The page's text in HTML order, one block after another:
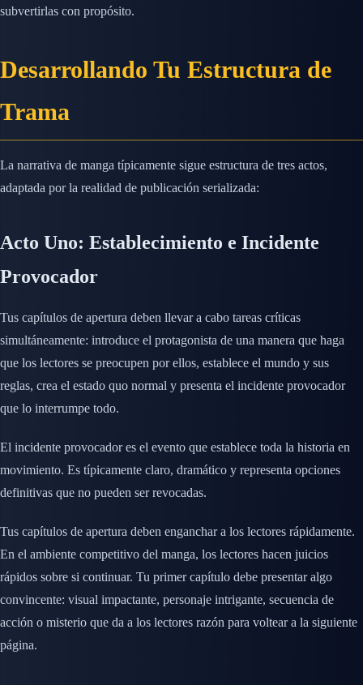
subvertirlas con propósito.
Desarrollando Tu Estructura de
Trama
La narrativa de manga típicamente sigue estructura de tres actos,
adaptada por la realidad de publicación serializada:
Acto Uno: Establecimiento e Incidente
Provocador
Tus capítulos de apertura deben llevar a cabo tareas críticas
simultáneamente: introduce el protagonista de una manera que haga
que los lectores se preocupen por ellos, establece el mundo y sus
reglas, crea el estado quo normal y presenta el incidente provocador
que lo interrumpe todo.
El incidente provocador es el evento que establece toda la historia en
movimiento. Es típicamente claro, dramático y representa opciones
definitivas que no pueden ser revocadas.
Tus capítulos de apertura deben enganchar a los lectores rápidamente.
En el ambiente competitivo del manga, los lectores hacen juicios
rápidos sobre si continuar. Tu primer capítulo debe presentar algo
convincente: visual impactante, personaje intrigante, secuencia de
acción o misterio que da a los lectores razón para voltear a la siguiente
página.